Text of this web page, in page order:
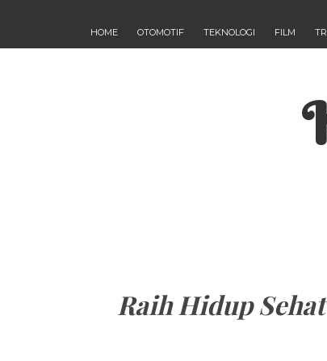
HOME OTOMOTIF TEKNOLOGI FILM
Raih Hidup